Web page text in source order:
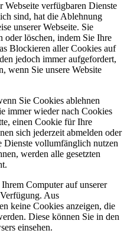
Webseite verfügbaren Dienste
sind, hat die Ablehnung
unserer Webseite. Sie
oder löschen, indem Sie Ihre
Blockieren aller Cookies auf
jedoch immer aufgefordert,
wenn Sie unsere Website
Sie Cookies ablehnen
immer wieder nach Cookies
einen Cookie für Ihre
sich jederzeit abmelden oder
Dienste vollumfänglich nutzen
werden alle gesetzten
Computer auf unserer
Aus
keine Cookies anzeigen, die
Diese können Sie in den
einsehen.